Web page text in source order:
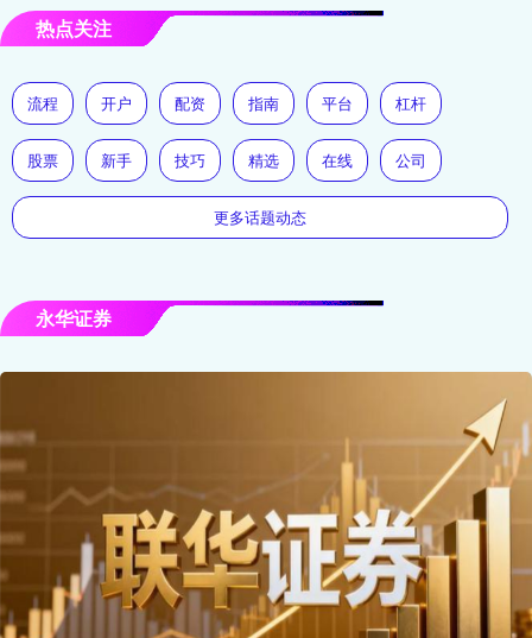
热点关注
流程 开户 配资 指南 平台 杠杆
股票 新手 技巧 精选 在线 公司
更多话题动态
永华证券